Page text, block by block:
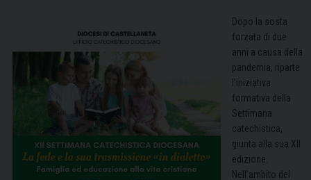
Dopo la sosta
forzata di due
anni a causa della
pandemia, riparte
l’iniziativa
formativa della
Settimana
catechistica,
giunta alla sua XII
edizione.
Nell’ambito del